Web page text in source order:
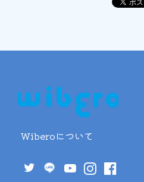
Wiberoについて